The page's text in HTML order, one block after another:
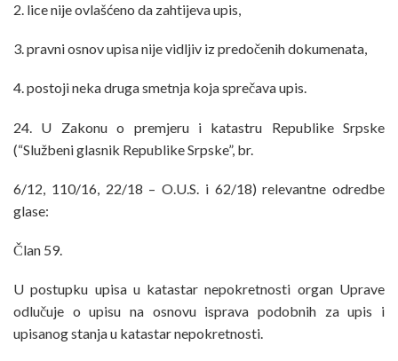
2. lice nije ovlašćeno da zahtijeva upis,
3. pravni osnov upisa nije vidljiv iz predočenih dokumenata,
4. postoji neka druga smetnja koja sprečava upis.
24. U Zakonu o premjeru i katastru Republike Srpske
(“Službeni glasnik Republike Srpske”, br.
6/12, 110/16, 22/18 – O.U.S. i 62/18) relevantne odredbe
glase:
Član 59.
U postupku upisa u katastar nepokretnosti organ Uprave
odlučuje o upisu na osnovu isprava podobnih za upis i
upisanog stanja u katastar nepokretnosti.